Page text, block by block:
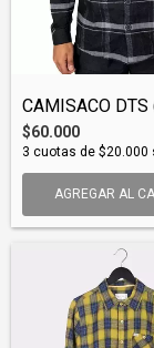
$60.000
3 cuotas de $20.000
AGREGAR AL